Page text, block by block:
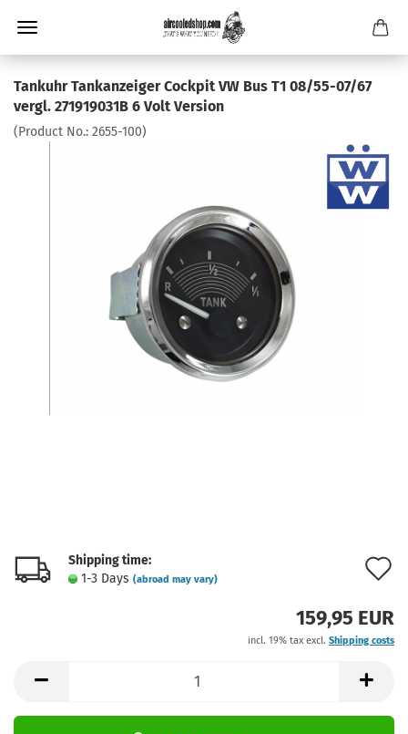
Tankuhr Tankanzeiger Cockpit VW Bus T1 08/55-07/67
vergl. 271919031B 6 Volt Version
(Product No.: 2655-100)
Shipping time:
1-3 Days (abroad may vary)
159,95 EUR
incl. 19% tax excl. Shipping costs